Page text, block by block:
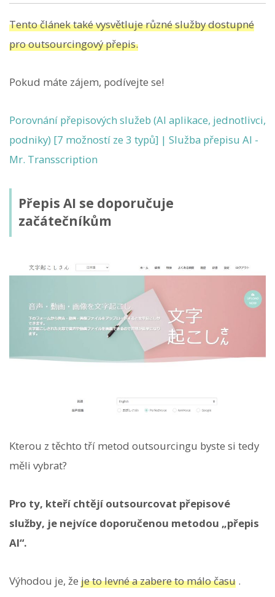
Tento článek také vysvětluje různé služby dostupné
pro outsourcingový přepis.
Pokud máte zájem, podívejte se!
Porovnání přepisových služeb (AI aplikace, jednotlivci,
podniky) [7 možností ze 3 typů] | Služba přepisu AI -
Mr. Transscription
Přepis AI se doporučuje
začátečníkům
Kterou z těchto tří metod outsourcingu byste si tedy
měli vybrat?
Pro ty, kteří chtějí outsourcovat přepisové
služby, je nejvíce doporučenou metodou „přepis
AI“.
Výhodou je, že je to levné a zabere to málo času .